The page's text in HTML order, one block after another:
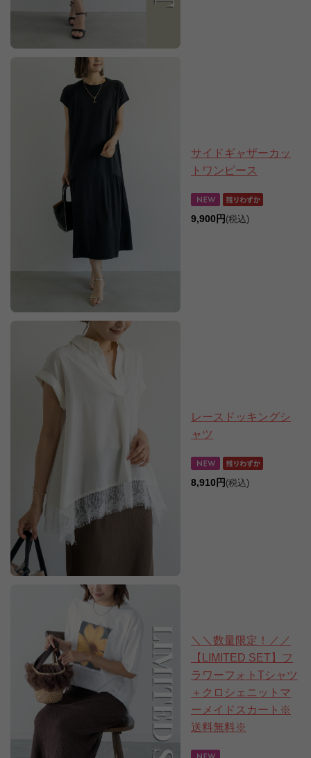
サイドギャザーカッ
トワンピース
9,900円 (税込)
レースドッキングシ
ャツ
8,910円 (税込)
＼＼数量限定！／／
【LIMITED SET】フ
ラワーフォトTシャツ
＋クロシェニットマ
ーメイドスカート※
送料無料※